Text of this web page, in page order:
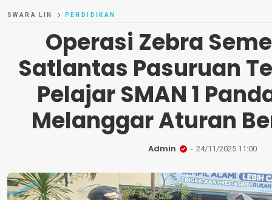
SWARA LIN PENDIDIKAN
Operasi Zebra
Satlantas Pasuruan
Pelajar SMAN 1
Melanggar Aturan
Admin 24/11/2025 11:00